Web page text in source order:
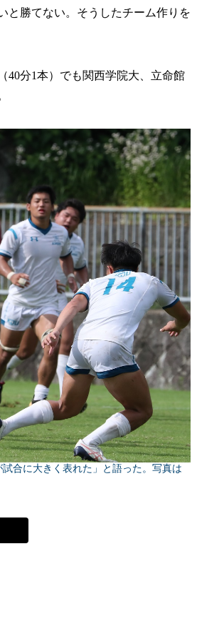
と勝てない。そうしたチーム作りを
分1本）でも関西学院大、立命館
合に大きく表れた」と語った。写真は